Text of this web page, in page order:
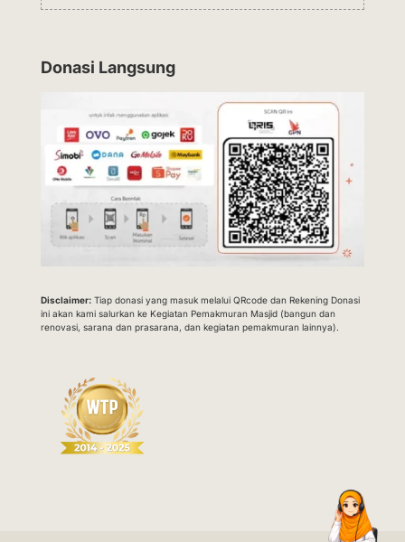
Donasi Langsung
Disclaimer:Tiap donasi yang masuk melalui QRcode dan Rekening Donasi
ini akan kami salurkan ke Kegiatan Pemakmuran Masjid (bangun dan
renovasi, sarana dan prasarana, dan kegiatan pemakmuran lainnya).